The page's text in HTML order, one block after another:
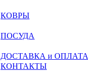
КОВРЫ
ПОСУДА
ДОСТАВКА и ОПЛАТА
КОНТАКТЫ